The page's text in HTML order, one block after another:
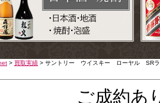
> 買取実績 > サントリー ウイスキー ローヤル SR
ご成約あ